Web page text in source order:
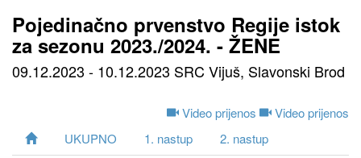
Pojedinačno prvenstvo Regije istok
za sezonu 2023./2024. - ŽENE
09.12.2023 - 10.12.2023 SRC Vijuš, Slavonski Brod
Video prijenos
Video prijenos
UKUPNO
1. nastup 2. nastup